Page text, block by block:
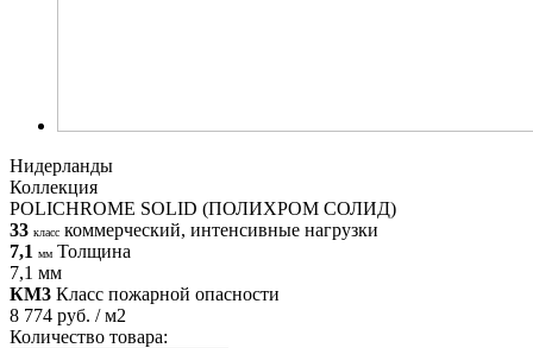
Нидерланды
Коллекция
POLICHROME SOLID (ПОЛИХРОМ СОЛИД)
33 класс коммерческий, интенсивные нагрузки
7,1 мм Толщина
7,1 мм
КМ3 Класс пожарной опасности
8 774 руб. / м2
Количество товара: